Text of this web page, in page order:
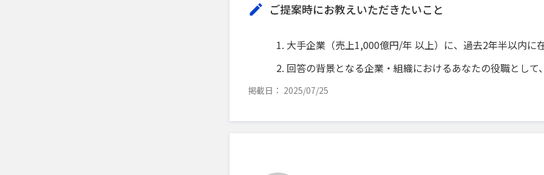
ご提案時にお教えいただきたいこと
大手企業（売上1,000億円/年 以上）に、過去2年半以内に
回答の背景となる企業・組織におけるあなたの役職として
掲載日： 2025/07/25